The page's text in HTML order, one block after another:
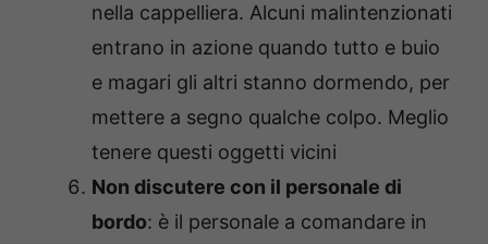
nella cappelliera. Alcuni malintenzionati
entrano in azione quando tutto e buio
e magari gli altri stanno dormendo, per
mettere a segno qualche colpo. Meglio
tenere questi oggetti vicini
Non discutere con il personale di
bordo: è il personale a comandare in